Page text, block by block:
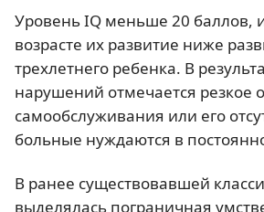
Уровень IQ меньше 20 баллов,
возрасте их развитие ниже
трехлетнего ребенка. В
нарушений отмечается резкое
самообслуживания или его
больные нуждаются в
В ранее существовавшей
выделялась пограничная